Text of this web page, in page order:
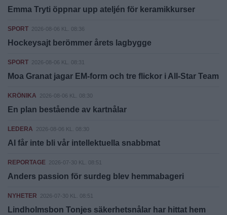
Emma Tryti öppnar upp ateljén för keramikkurser
SPORT 2026-08-06 KL. 08:36
Hockeysajt berömmer årets lagbygge
SPORT 2026-08-06 KL. 08:31
Moa Granat jagar EM-form och tre flickor i All-Star Team
KRÖNIKA 2026-08-06 KL. 08:30
En plan bestående av kartnålar
LEDERA 2026-08-06 KL. 08:30
AI får inte bli vår intellektuella snabbmat
REPORTAGE 2026-07-30 KL. 08:51
Anders passion för surdeg blev hemmabageri
NYHETER 2026-07-30 KL. 08:51
Lindholmsbon Tonjes säkerhetsnålar har hittat hem